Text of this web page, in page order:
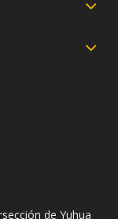
de Yuhua